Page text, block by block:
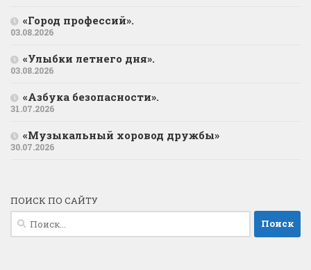
«Город профессий».
03.08.2026
«Улыбки летнего дня».
03.08.2026
«Азбука безопасности».
31.07.2026
«Музыкальный хоровод дружбы»
30.07.2026
ПОИСК ПО САЙТУ
Найти: